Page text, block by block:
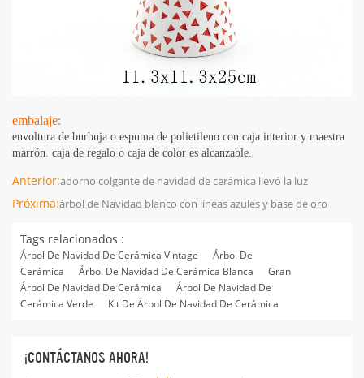
embalaje:
envoltura de burbuja o espuma de polietileno con caja interior y maestra
marrón. caja de regalo o caja de color es alcanzable.
Anterior:adorno colgante de navidad de cerámica llevó la luz
Próxima:árbol de Navidad blanco con líneas azules y base de oro
Tags relacionados :
Árbol De Navidad De Cerámica Vintage
Árbol De
Cerámica
Árbol De Navidad De Cerámica Blanca
Gran
Árbol De Navidad De Cerámica
Árbol De Navidad De
Cerámica Verde
Kit De Árbol De Navidad De Cerámica
¡CONTÁCTANOS AHORA!